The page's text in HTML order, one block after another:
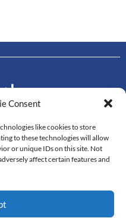
Consent
like cookies to store
to these technologies will allow
or unique IDs on this site. Not
affect certain features and
us
University
10400
+66 2201-5343